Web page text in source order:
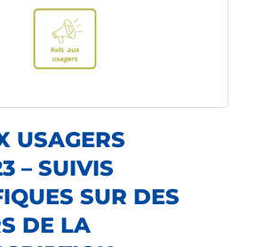
USAGERS
– SUIVIS
SUR DES
DE LA